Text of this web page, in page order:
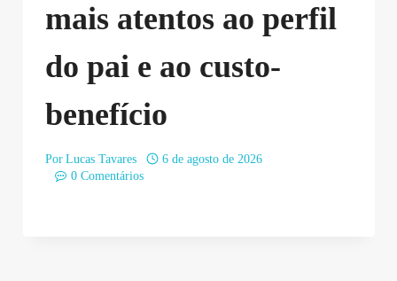
mais atentos ao perfil
do pai e ao custo-
benefício
Por Lucas Tavares
6 de agosto de 2026
0 Comentários